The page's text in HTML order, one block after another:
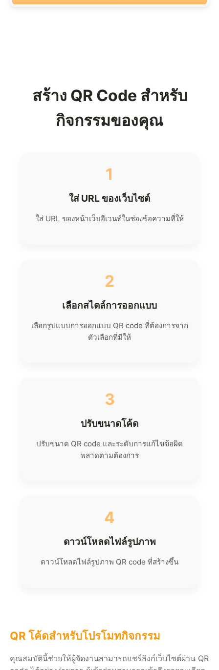
สร้าง QR Code สำหรับ
กิจกรรมของคุณ
1
ใส่ URL ของเว็บไซต์
ใส่ URL ของหน้าเว็บอีเวนท์ในช่องข้อความที่ให้
2
เลือกสไตล์การออกแบบ
เลือกรูปแบบการออกแบบ QR code ที่ต้องการจาก
ตัวเลือกที่มีให้
3
ปรับขนาดโค้ด
ปรับขนาด QR code และระดับการแก้ไขข้อผิด
พลาดตามต้องการ
4
ดาวน์โหลดไฟล์รูปภาพ
ดาวน์โหลดไฟล์รูปภาพ QR code ที่สร้างขึ้น
QR โค้ดสำหรับโปรโมทกิจกรรม
คุณสมบัตินี้ช่วยให้ผู้จัดงานสามารถแชร์ลิงก์เว็บไซต์ผ่าน QR